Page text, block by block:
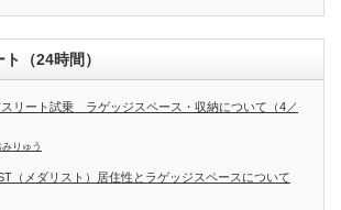
（24時間）
スリート試乗 ラゲッジスペース・収納について（4／
みりゅう
（メダリスト）居住性とラゲッジスペースについて